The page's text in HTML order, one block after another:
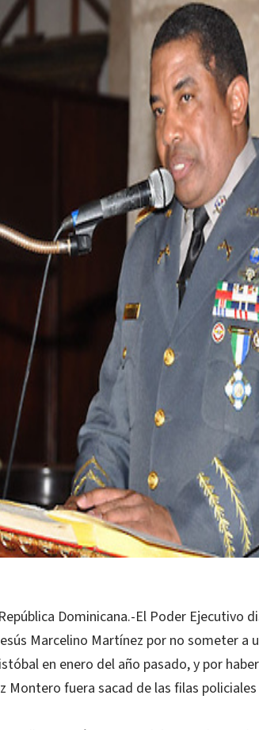
Dominicana.-El Poder Ejecutivo
Marcelino Martínez por no someter a
en enero del año pasado, y por
Montero fuera sacad de las filas